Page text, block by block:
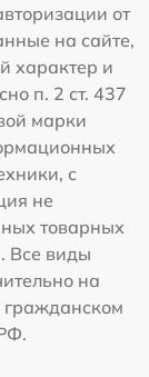
от
на сайте,
характер и
п. 2 ст. 437
марки
с
не
товарных
Все виды
на
гражданском